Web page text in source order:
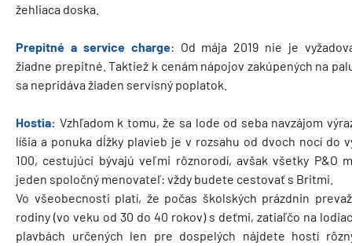
žehliaca doska.
Prepitné a service charge: Od mája 2019 nie je
žiadne prepitné. Taktiež k cenám nápojov zakúpených na
sa nepridáva žiaden servisný poplatok.
Hostia: Vzhľadom k tomu, že sa lode od seba navzájom
líšia a ponuka dĺžky plavieb je v rozsahu od dvoch nocí do
100, cestujúci bývajú veľmi rôznorodí, avšak všetky P&O
jeden spoločný menovateľ: vždy budete cestovať s Britmi.
Vo všeobecnosti platí, že počas školských prázdnin
rodiny (vo veku od 30 do 40 rokov) s deťmi, zatiaľčo na
plavbách určených len pre dospelých nájdete hostí